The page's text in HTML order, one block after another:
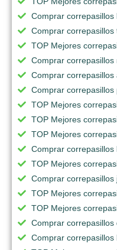
Comprar correpasillos
Comprar correpasillos
TOP Mejores
Comprar correpasillos
Comprar
Comprar correpasillos
TOP Mejores
TOP Mejores
TOP Mejores
Comprar correpasillos
TOP Mejores
Comprar correpasillos
TOP Mejores
TOP Mejores
Comprar correpasillos
Comprar correpasillos